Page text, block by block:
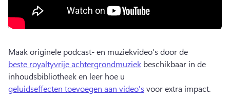
Maak originele podcast- en muziekvideo's door de
beste royaltyvrije achtergrondmuziek beschikbaar in de
inhoudsbibliotheek en leer hoe u
geluidseffecten toevoegen aan video's voor extra impact.